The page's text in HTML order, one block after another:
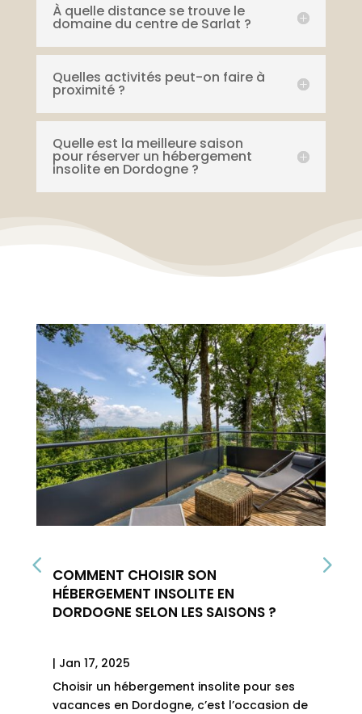
À quelle distance se trouve le
domaine du centre de Sarlat ?
Quelles activités peut-on faire à
proximité ?
Quelle est la meilleure saison
pour réserver un hébergement
insolite en Dordogne ?
COMMENT CHOISIR SON
HÉBERGEMENT INSOLITE EN
DORDOGNE SELON LES SAISONS ?
| Jan 17, 2025
Choisir un hébergement insolite pour ses
vacances en Dordogne, c’est l’occasion de